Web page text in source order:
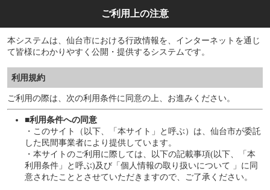
ご利用上の注意
本システムは、仙台市における行政情報を、インターネットを通じ
て皆様にわかりやすく公開・提供するシステムです。
利用規約
ご利用の際は、次の利用条件に同意の上、お進みください。
■利用条件への同意
・このサイト（以下、「本サイト」と呼ぶ）は、仙台市が委託
した民間事業者により提供しています。
・本サイトのご利用に際しては、以下の記載事項(以下、「本
利用条件」と呼ぶ)及び「個人情報の取り扱いについて 」に同
意されたこととさせていただきますので、ご了承ください。